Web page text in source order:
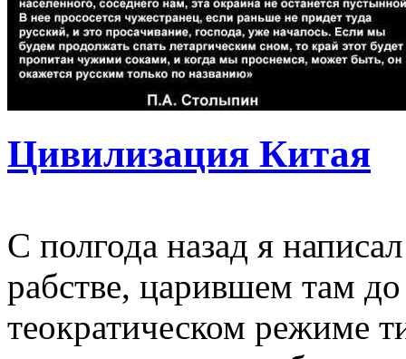
Цивилизация Китая
С полгода назад я
рабстве, царившем там
теократическом режиме